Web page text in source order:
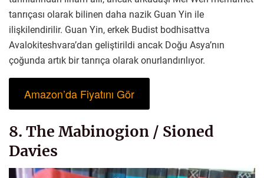
tanrıçası olarak bilinen daha nazik Guan Yin ile
ilişkilendirilir. Guan Yin, erkek Budist bodhisattva
Avalokiteshvara’dan geliştirildi ancak Doğu Asya’nın
çoğunda artık bir tanrıça olarak onurlandırılıyor.
Amazon’da Fiyatını Gör
8. The Mabinogion / Sioned
Davies